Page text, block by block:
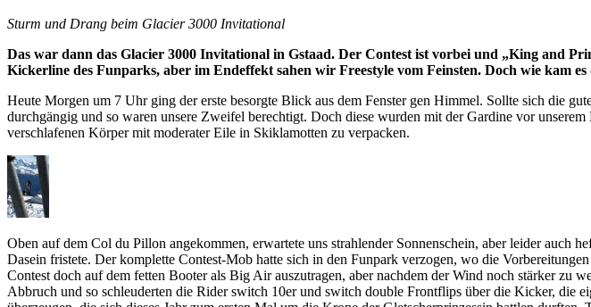
Sturm und Drang beim Glacier 3000 Invitational
Das war dann das Glacier 3000 Invitational in Gstaad. Der Contest ist vorbei und „King and
Kickerline des Funparks, aber im Endeffekt sahen wir Freestyle vom Feinsten. Doch wie kam
Heute Morgen um 7 Uhr ging der erste besorgte Blick aus dem Fenster gen Himmel. Sollte sich die
durchgängig und so waren unsere Zweifel berechtigt. Doch diese wurden mit der Gardine vor
verschlafenen Körper mit moderater Eile in Skiklamotten zu verpacken.
Oben auf dem Col du Pillon angekommen, erwartete uns strahlender Sonnenschein, aber leider auch
Dasein fristete. Der komplette Contest-Mob hatte sich in den Funpark verzogen, wo die
Contest doch auf dem fetten Booter als Big Air auszutragen, aber nachdem der Wind noch stärker
Abbruch und so schleuderten die Rider switch 10er und switch double Frontflips über die Kicker, die